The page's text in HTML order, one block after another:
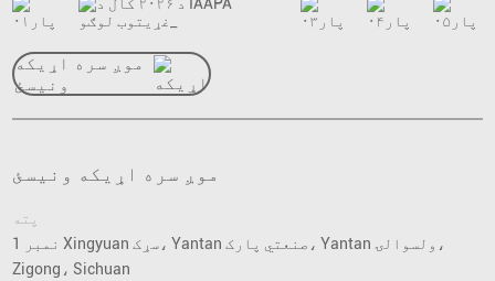
موږ سره اړیکه
ونیسئ
موږ سره اړیکه ونیسئ
پته
نمبر 1 Xingyuan سړک، Yantan صنعتي پارک، Yantan ولسوالۍ،
Zigong، Sichuan